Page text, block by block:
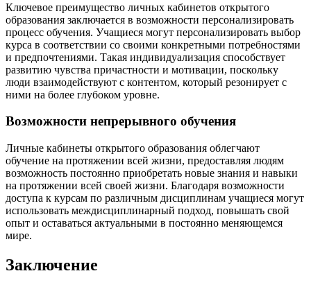
Ключевое преимущество личных кабинетов открытого
образования заключается в возможности персонализировать
процесс обучения. Учащиеся могут персонализировать выбор
курса в соответствии со своими конкретными потребностями
и предпочтениями. Такая индивидуализация способствует
развитию чувства причастности и мотивации, поскольку
люди взаимодействуют с контентом, который резонирует с
ними на более глубоком уровне.
Возможности непрерывного обучения
Личные кабинеты открытого образования облегчают
обучение на протяжении всей жизни, предоставляя людям
возможность постоянно приобретать новые знания и навыки
на протяжении всей своей жизни. Благодаря возможности
доступа к курсам по различным дисциплинам учащиеся могут
использовать междисциплинарный подход, повышать свой
опыт и оставаться актуальными в постоянно меняющемся
мире.
Заключение